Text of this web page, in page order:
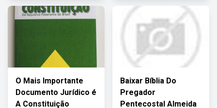
O Mais Importante
Documento Jurídico é
A Constituição
Baixar Bíblia Do
Pregador
Pentecostal Almeida